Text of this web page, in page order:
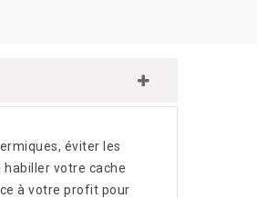
éviter les
votre cache
à votre profit pour